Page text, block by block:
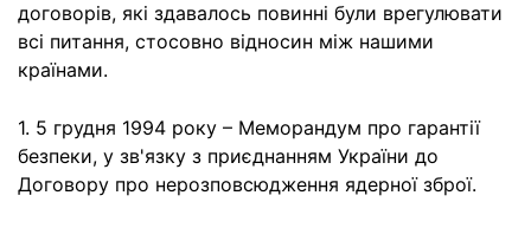
договорів, які здавалось повинні були врегулювати
всі питання, стосовно відносин між нашими
країнами.
1. 5 грудня 1994 року – Меморандум про гарантії
безпеки, у зв'язку з приєднанням України до
Договору про нерозповсюдження ядерної зброї.